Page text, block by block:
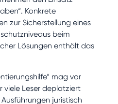
Konkrete
zur Sicherstellung eines
beim
Lösungen enthält das
mag vor
viele Leser deplatziert
juristisch